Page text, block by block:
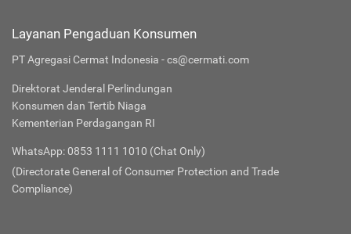
Layanan Pengaduan Konsumen
PT Agregasi Cermat Indonesia - cs@cermati.com
Direktorat Jenderal Perlindungan
Konsumen dan Tertib Niaga
Kementerian Perdagangan RI
WhatsApp: 0853 1111 1010 (Chat Only)
(Directorate General of Consumer Protection and Trade
Compliance)